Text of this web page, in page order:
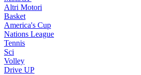
Altri Motori
Basket
America's Cup
Nations League
Tennis
Sci
Volley
Drive UP